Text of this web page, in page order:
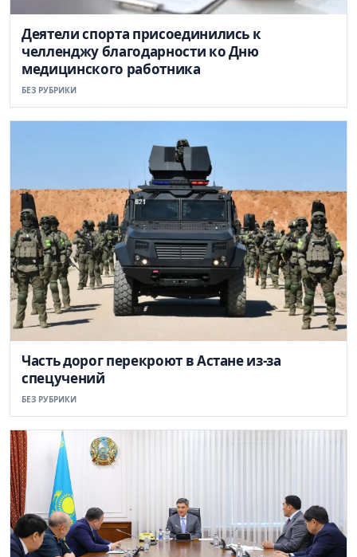
Деятели спорта присоединились к
челленджу благодарности ко Дню
медицинского работника
БЕЗ РУБРИКИ
Часть дорог перекроют в Астане из-за
спецучений
БЕЗ РУБРИКИ